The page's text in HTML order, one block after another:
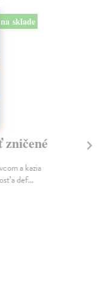
na sklade
zničené
a kazia
a def...